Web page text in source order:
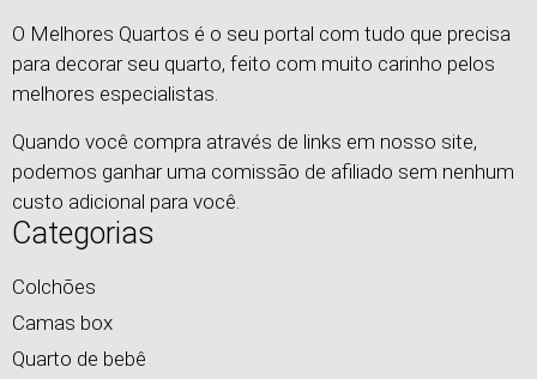
O Melhores Quartos é o seu portal com tudo que precisa
para decorar seu quarto, feito com muito carinho pelos
melhores especialistas.
Quando você compra através de links em nosso site,
podemos ganhar uma comissão de afiliado sem nenhum
custo adicional para você.
Categorias
Colchões
Camas box
Quarto de bebê